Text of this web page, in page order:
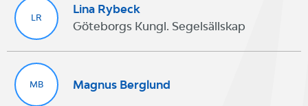
LR
Lina Rybeck
Göteborgs Kungl. Segelsällskap
MB Magnus Berglund